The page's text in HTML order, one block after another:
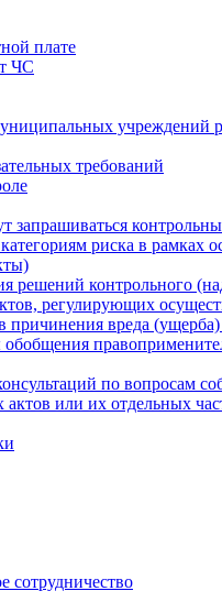
плате
ЧС
учреждений
требований
запрашиваться
риска в рамках
решений контрольного
регулирующих
вреда
по вопросам
или их отдельных
сотрудничество